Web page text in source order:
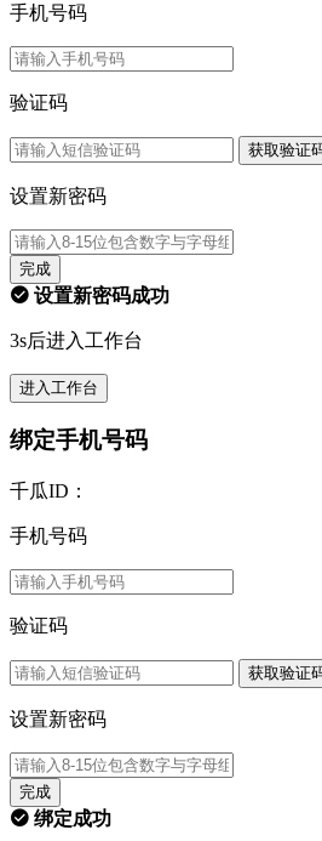
手机号码
验证码
获取验证
设置新密码
完成
设置新密码成功
3s后进入工作台
进入工作台
绑定手机号码
千瓜ID：
手机号码
验证码
获取验证
设置新密码
完成
绑定成功